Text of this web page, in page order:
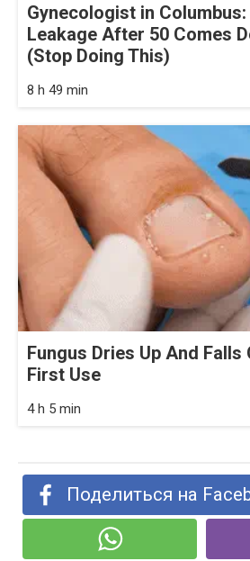
Gynecologist in
Leakage After 50 Comes
(Stop Doing This)
8 h 49 min
Fungus Dries Up And
First Use
4 h 5 min
Поделиться на